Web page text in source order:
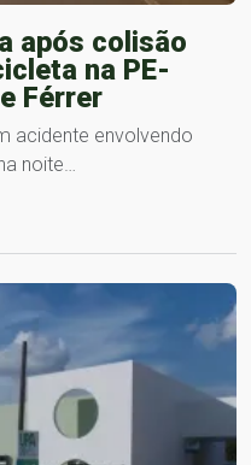
após colisão
na PE-
Férrer
acidente envolvendo
noite…